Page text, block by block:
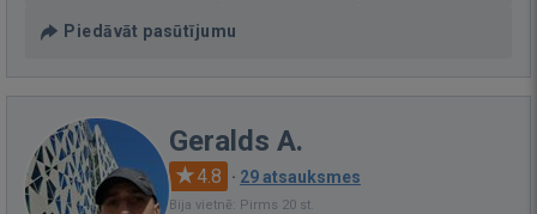
Piedāvāt pasūtījumu
Geralds A.
4.8 · 29 atsauksmes
Bija vietnē: Pirms 20 st.